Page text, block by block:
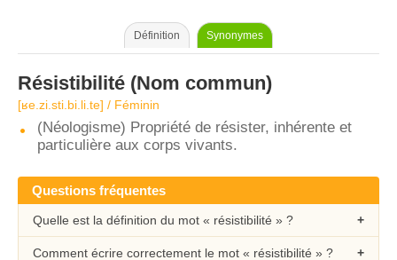
Définition Synonymes
Résistibilité (Nom commun)
[ʁe.zi.sti.bi.li.te] / Féminin
(Néologisme) Propriété de résister, inhérente et
particulière aux corps vivants.
Questions fréquentes
Quelle est la définition du mot « résistibilité » ?
Comment écrire correctement le mot « résistibilité » ?